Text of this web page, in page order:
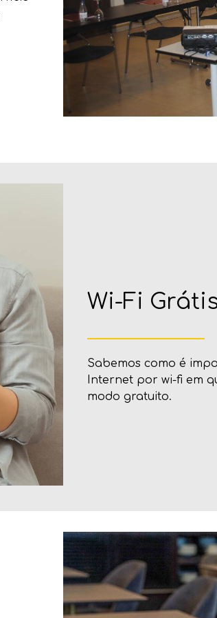
Wi-Fi
Sabemos como é
Internet por wi-fi em
modo gratuito.